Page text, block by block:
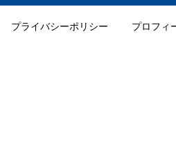
プライバシーポリシー プロフィ